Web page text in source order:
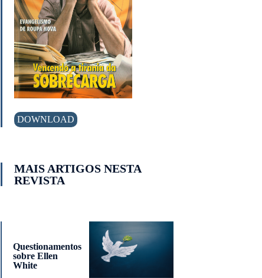
DOWNLOAD
MAIS ARTIGOS NESTA
REVISTA
Questionamentos
sobre Ellen
White